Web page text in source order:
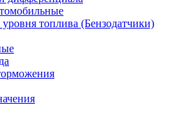
топлива (Бензодатчики)